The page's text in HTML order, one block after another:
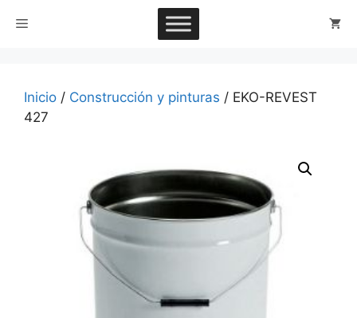
Menú
Inicio / Construcción y pinturas / EKO-REVEST
427